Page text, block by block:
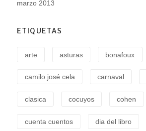
marzo 2013
ETIQUETAS
arte asturas bonafoux
camilo josé cela carnaval
clasica cocuyos cohen
cuenta cuentos dia del libro